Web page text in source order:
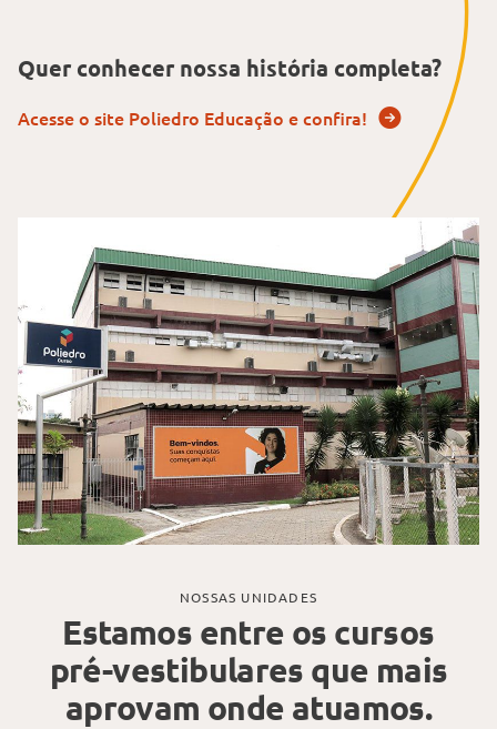
Quer conhecer nossa história completa?
Acesse o site Poliedro Educação e confira!
NOSSAS UNIDADES
Estamos entre os cursos
pré-vestibulares que mais
aprovam onde atuamos.